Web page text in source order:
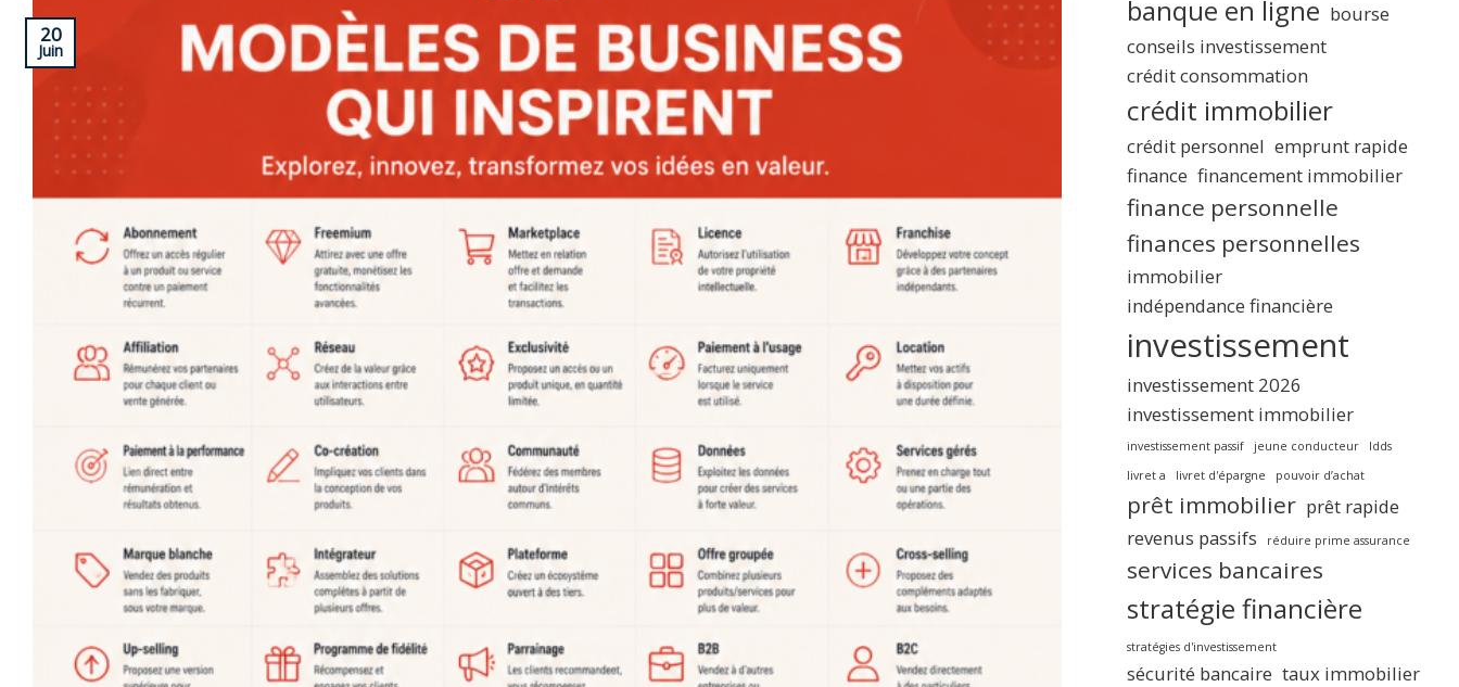
20
Juin
banque en ligne bourse
conseils investissement
crédit consommation
crédit immobilier
crédit personnel emprunt rapide
finance financement immobilier
finance personnelle
finances personnelles
immobilier
indépendance financière
investissement
investissement 2026
investissement immobilier
investissement passif jeune conducteur
ldds
livret a
livret d'épargne pouvoir d’achat
prêt immobilier prêt rapide
revenus passifs
réduire prime assurance
services bancaires
stratégie financière
stratégies d'investissement
sécurité bancaire taux immobilier